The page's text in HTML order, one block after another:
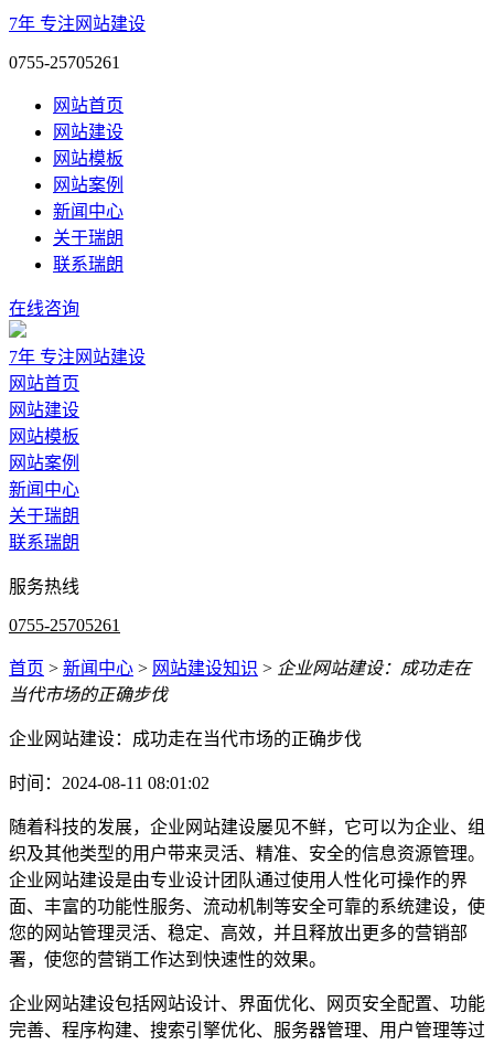
7年 专注网站建设
0755-25705261
网站首页
网站建设
网站模板
网站案例
新闻中心
关于瑞朗
联系瑞朗
在线咨询
7年 专注网站建设
网站首页
网站建设
网站模板
网站案例
新闻中心
关于瑞朗
联系瑞朗
服务热线
0755-25705261
首页 > 新闻中心 > 网站建设知识 > 企业网站建设：成功走在
当代市场的正确步伐
企业网站建设：成功走在当代市场的正确步伐
时间：2024-08-11 08:01:02
随着科技的发展，企业网站建设屡见不鲜，它可以为企业、组
织及其他类型的用户带来灵活、精准、安全的信息资源管理。
企业网站建设是由专业设计团队通过使用人性化可操作的界
面、丰富的功能性服务、流动机制等安全可靠的系统建设，使
您的网站管理灵活、稳定、高效，并且释放出更多的营销部
署，使您的营销工作达到快速性的效果。
企业网站建设包括网站设计、界面优化、网页安全配置、功能
完善、程序构建、搜索引擎优化、服务器管理、用户管理等过